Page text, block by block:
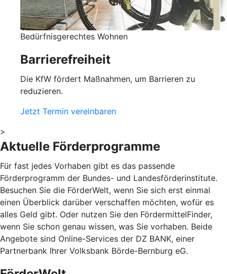
Bedürfnisgerechtes Wohnen
Barrierefreiheit
Die KfW fördert Maßnahmen, um Barrieren zu
reduzieren.
Jetzt Termin vereinbaren
>
Aktuelle Förderprogramme
Für fast jedes Vorhaben gibt es das passende
Förderprogramm der Bundes- und Landesförderinstitute.
Besuchen Sie die FörderWelt, wenn Sie sich erst einmal
einen Überblick darüber verschaffen möchten, wofür es
alles Geld gibt. Oder nutzen Sie den FördermittelFinder,
wenn Sie schon genau wissen, was Sie vorhaben. Beide
Angebote sind Online-Services der DZ BANK, einer
Partnerbank Ihrer Volksbank Börde-Bernburg eG.